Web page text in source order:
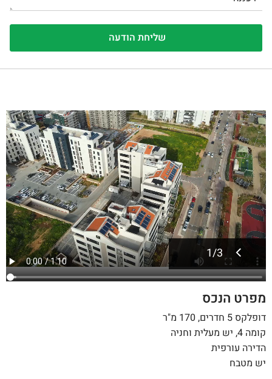
1/3
מפרט הנכס
דופלקס 5 חדרים, 170 מ"ר
קומה 4, יש מעלית וחניה
הדירה עורפית
יש מטבח